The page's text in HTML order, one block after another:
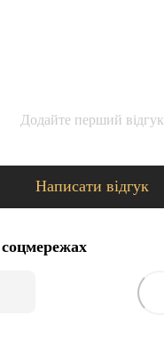
Додайте перший відгук
Написати відгук